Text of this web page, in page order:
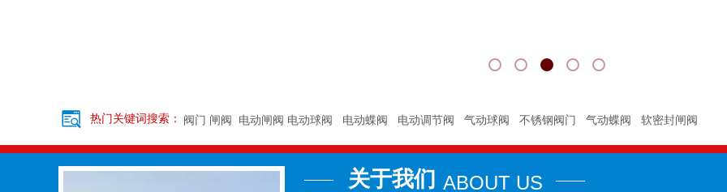
阀门 闸阀 电动闸阀 电动球阀 电动蝶阀 电动调节阀 气动球阀 不锈钢阀门 气动蝶阀 软密封闸阀
热门关键词搜索：
ABOUT US
关于我们